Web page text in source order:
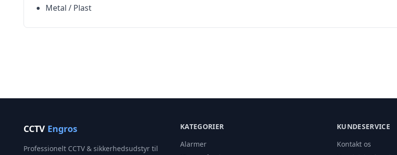
Metal / Plast
CCTV Engros
Professionelt CCTV & sikkerhedsudstyr til
KATEGORIER
Alarmer
KUNDESERVICE
Kontakt os